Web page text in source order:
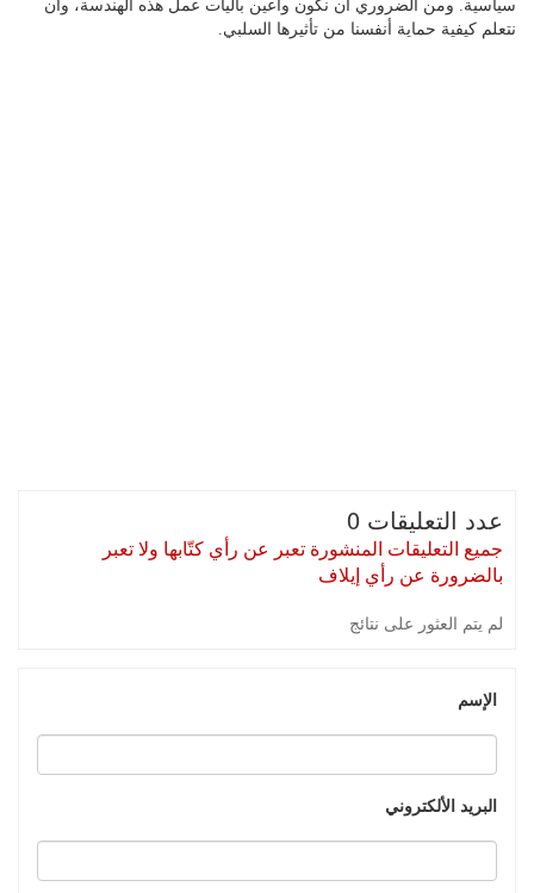
سياسية. ومن الضروري أن نكون واعين بآليات عمل هذه الهندسة، وأن
نتعلم كيفية حماية أنفسنا من تأثيرها السلبي.
عدد التعليقات 0
جميع التعليقات المنشورة تعبر عن رأي كتّابها ولا تعبر
بالضرورة عن رأي إيلاف
لم يتم العثور على نتائج
الإسم
البريد الألكتروني